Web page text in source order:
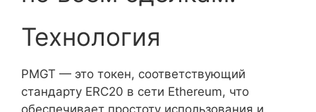
Технология
PMGT — это токен, соответствующий
стандарту ERC20 в сети Ethereum, что
обеспечивает простоту использования и